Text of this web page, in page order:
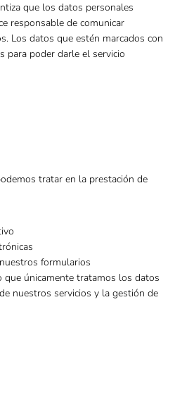
que los datos personales
responsable de comunicar
Los datos que estén marcados con
para poder darle el servicio
tratar en la prestación de
formularios
únicamente tratamos los datos
nuestros servicios y la gestión de